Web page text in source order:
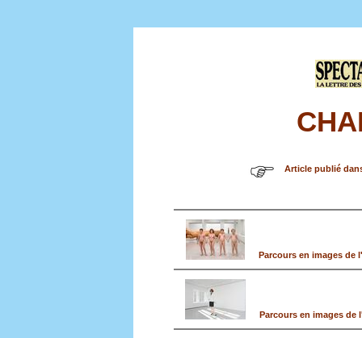
Article publié
Parcours en images
Parcours en images